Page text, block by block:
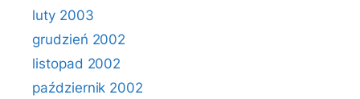
luty 2003
grudzień 2002
listopad 2002
październik 2002